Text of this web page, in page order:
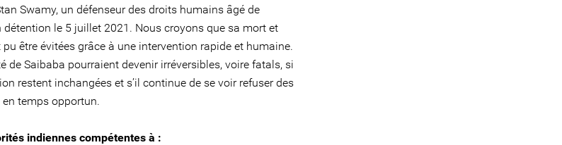
Swamy, un défenseur des droits humains âgé de
détention le 5 juillet 2021. Nous croyons que sa mort et
être évitées grâce à une intervention rapide et humaine.
de Saibaba pourraient devenir irréversibles, voire fatals, si
restent inchangées et s’il continue de se voir refuser des
temps opportun.
indiennes compétentes à :